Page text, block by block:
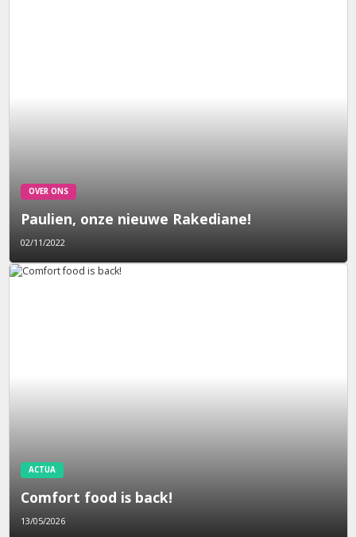
OVER ONS
Paulien, onze nieuwe Rakediane!
02/11/2022
ACTUA
Comfort food is back!
13/05/2026